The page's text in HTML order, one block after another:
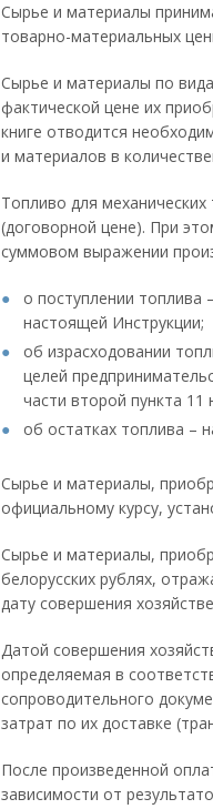
Сырье и материалы
товарно-материальных
Сырье и материалы по
фактической цене их
книге отводится
и материалов в
Топливо для
(договорной цене). При
суммовом выражении
о поступлении
настоящей Инструкции;
об израсходовании
целей
части второй пункта
об остатках топлива –
Сырье и материалы,
официальному курсу,
Сырье и материалы,
белорусских рублях,
дату совершения
Датой совершения
определяемая в
сопроводительного
затрат по их доставке
После произведенной
зависимости от